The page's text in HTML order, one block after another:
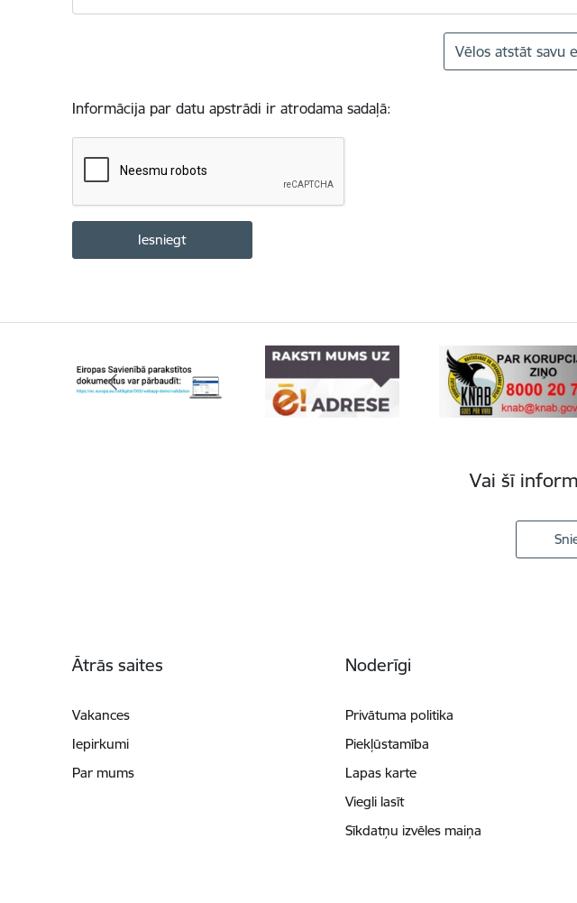
Vēlos atstāt savu
Informācija par datu apstrādi ir atrodama sadaļā:
Vai šī
Ātrās saites
Vakances
Iepirkumi
Par mums
Noderīgi
Privātuma politika
Piekļūstamība
Lapas karte
Viegli lasīt
Sīkdatņu izvēles maiņa